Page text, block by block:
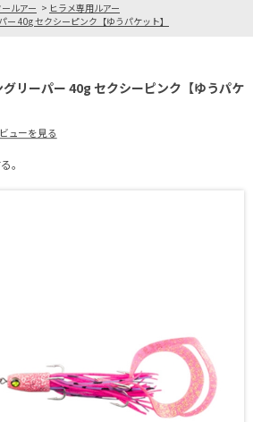
ルアー > ヒラメ専用ルアー
40g セクシーピンク【ゆうパケット】
リーパー 40g セクシーピンク【ゆうパケ
ューを見る
。